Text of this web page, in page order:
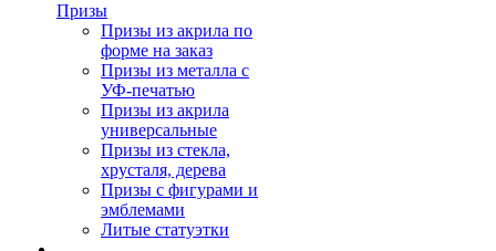
Призы
Призы из акрила по
форме на заказ
Призы из металла с
УФ-печатью
Призы из акрила
универсальные
Призы из стекла,
хрусталя, дерева
Призы с фигурами и
эмблемами
Литые статуэтки